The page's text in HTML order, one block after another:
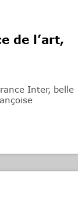
de l’art,
Inter, belle